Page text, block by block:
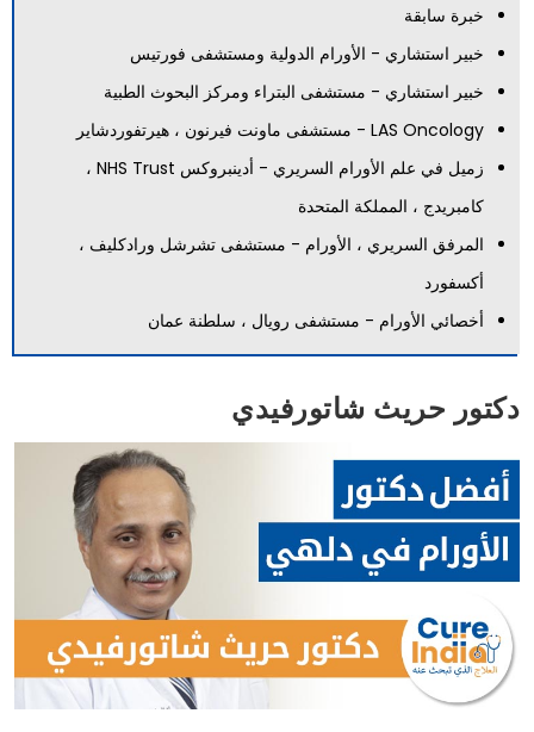
خبرة سابقة
خبير استشاري - الأورام الدولية ومستشفى فورتيس
خبير استشاري - مستشفى البتراء ومركز البحوث الطبية
LAS Oncology - مستشفى ماونت فيرنون ، هيرتفوردشاير
زميل في علم الأورام السريري - أدينبروكس NHS Trust ،
كامبريدج ، المملكة المتحدة
المرفق السريري ، الأورام - مستشفى تشرشل ورادكليف ،
أكسفورد
أخصائي الأورام - مستشفى رويال ، سلطنة عمان
دكتور حريث شاتورفيدي